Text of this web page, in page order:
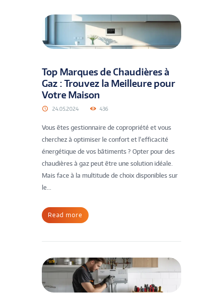
Top Marques de Chaudières à
Gaz : Trouvez la Meilleure pour
Votre Maison
24.05.2024 436
Vous êtes gestionnaire de copropriété et vous
cherchez à optimiser le confort et l’efficacité
énergétique de vos bâtiments ? Opter pour des
chaudières à gaz peut être une solution idéale.
Mais face à la multitude de choix disponibles sur
le...
Read more